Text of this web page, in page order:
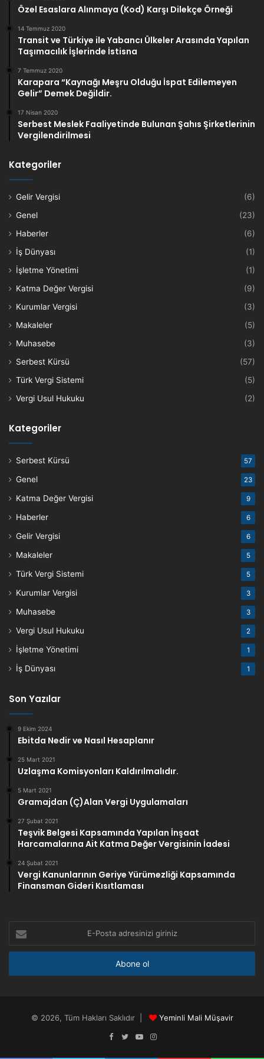
Trabzon Vergi Artvin-Rize
Rize İdare Artvin
o
r
e
r
Özel Esaslara Alınmaya (Kod) Karşı Dilekçe Örneği
14 Temmuz 2020
Transit ve Türkiye ile Yabancı Ülkeler Arasında Yapılan
Taşımacılık İşlerinde İstisna
7 Temmuz 2020
Karapara “Kaynağı Meşru Olduğu İspat Edilemeyen
Gelir” Demek Değildir.
17 Nisan 2020
Serbest Meslek Faaliyetinde Bulunan Şahıs Şirketlerinin
Vergilendirilmesi
Kategoriler
Gelir Vergisi
(6)
Genel
(23)
Haberler
(6)
İş Dünyası
(1)
İşletme Yönetimi
(1)
Katma Değer Vergisi
(9)
Kurumlar Vergisi
(3)
Makaleler
(5)
Muhasebe
(3)
Serbest Kürsü
(57)
Türk Vergi Sistemi
(5)
Vergi Usul Hukuku
(2)
Kategoriler
Serbest Kürsü 57
Genel 23
Katma Değer Vergisi 9
Haberler 6
Gelir Vergisi 6
Makaleler 5
Türk Vergi Sistemi 5
Kurumlar Vergisi 3
Muhasebe 3
Vergi Usul Hukuku 2
İşletme Yönetimi 1
İş Dünyası 1
Son Yazılar
9 Ekim 2024
Ebitda Nedir ve Nasıl Hesaplanır
25 Mart 2021
Uzlaşma Komisyonları Kaldırılmalıdır.
5 Mart 2021
Gramajdan (Ç)Alan Vergi Uygulamaları
27 Şubat 2021
Teşvik Belgesi Kapsamında Yapılan İnşaat
Harcamalarına Ait Katma Değer Vergisinin İadesi
24 Şubat 2021
Vergi Kanunlarının Geriye Yürümezliği Kapsamında
Finansman Gideri Kısıtlaması
Posta
adresinizi
© 2026, Tüm Hakları Saklıdır |
Yeminli Mali Müşavir
FacebookTwitterYouTubeInstagram